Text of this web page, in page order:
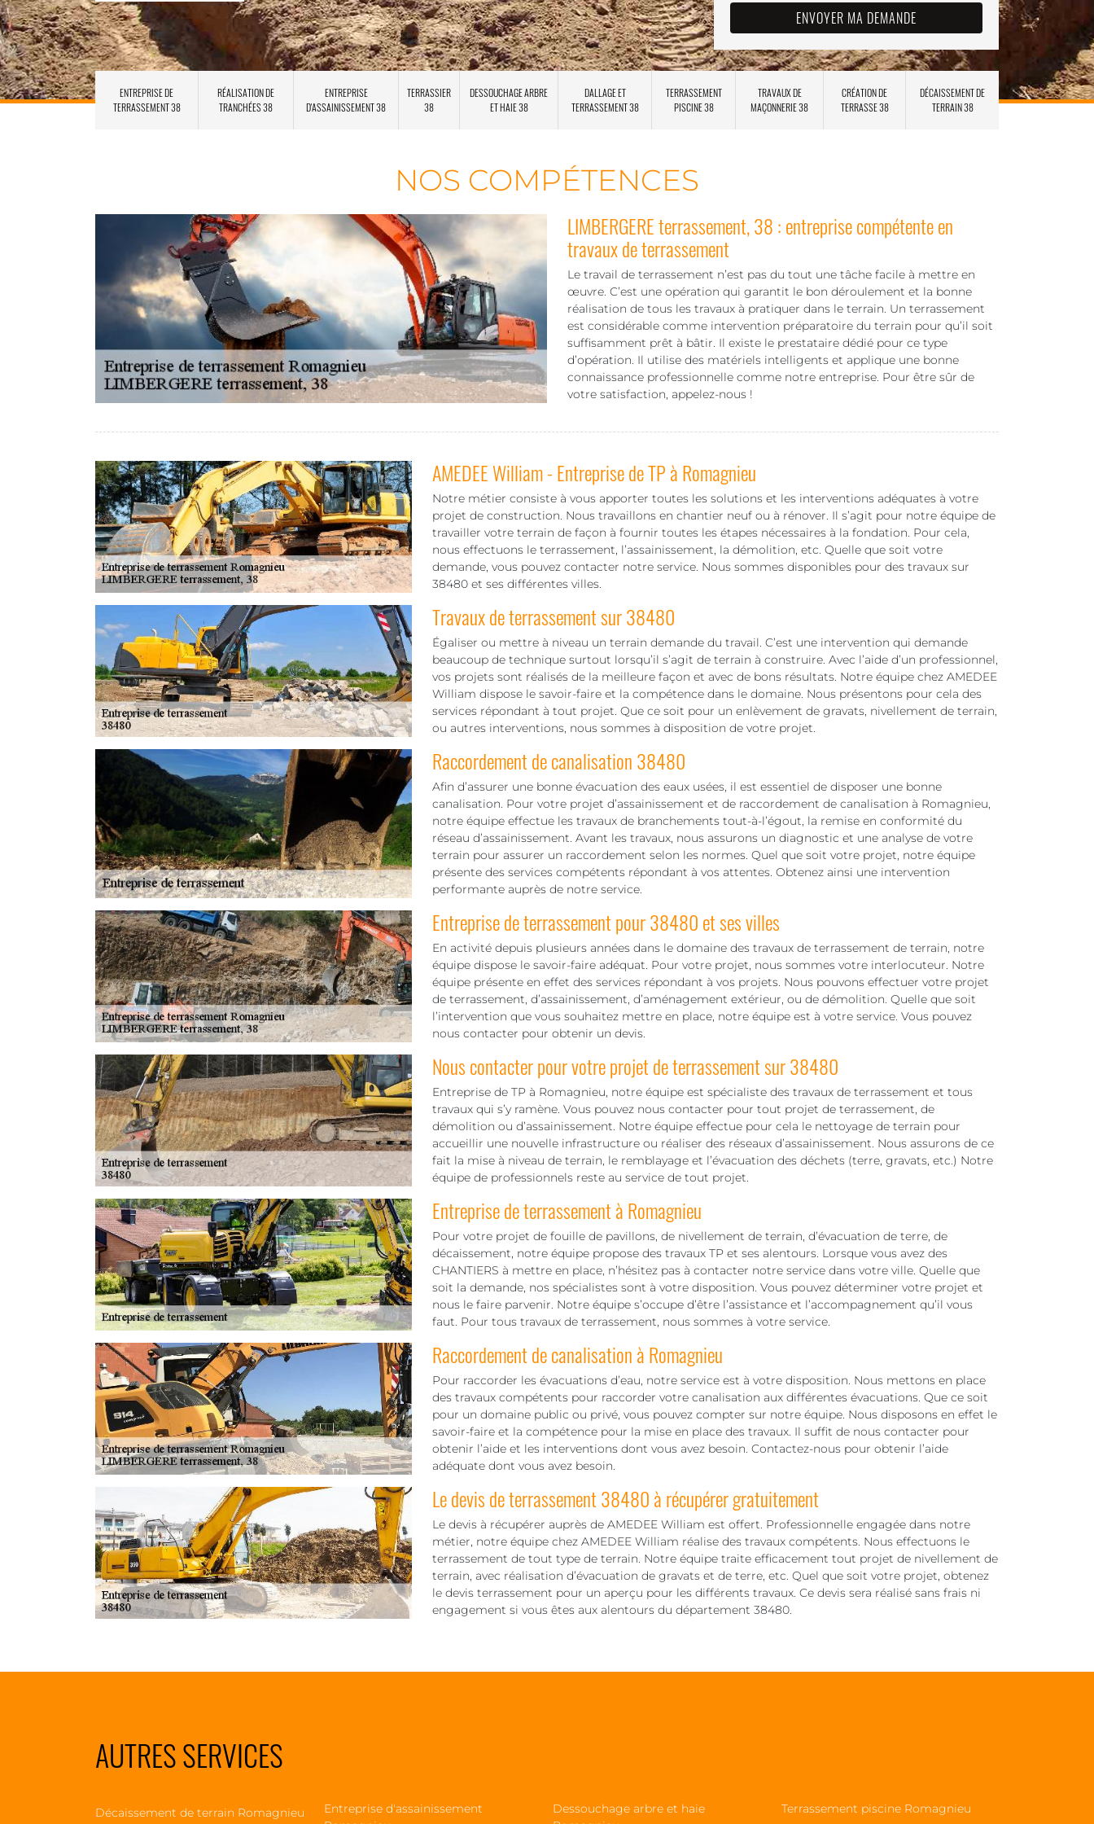
ENTREPRISE DE
TERRASSEMENT 38
RÉALISATION DE
TRANCHÉES 38
ENTREPRISE
D'ASSAINISSEMENT 38
TERRASSIER
38
DESSOUCHAGE ARBRE
ET HAIE 38
DALLAGE ET
TERRASSEMENT 38
TERRASSEMENT
PISCINE 38
TRAVAUX DE
MAÇONNERIE 38
CRÉATION DE
TERRASSE 38
DÉCAISSEMENT DE
TERRAIN 38
NOS COMPÉTENCES
LIMBERGERE terrassement, 38 : entreprise compétente en
travaux de terrassement
Le travail de terrassement n’est pas du tout une tâche facile à mettre en
œuvre. C’est une opération qui garantit le bon déroulement et la bonne
réalisation de tous les travaux à pratiquer dans le terrain. Un terrassement
est considérable comme intervention préparatoire du terrain pour qu’il soit
suffisamment prêt à bâtir. Il existe le prestataire dédié pour ce type
d’opération. Il utilise des matériels intelligents et applique une bonne
connaissance professionnelle comme notre entreprise. Pour être sûr de
votre satisfaction, appelez-nous !
AMEDEE William - Entreprise de TP à Romagnieu
Notre métier consiste à vous apporter toutes les solutions et les interventions adéquates à votre
projet de construction. Nous travaillons en chantier neuf ou à rénover. Il s’agit pour notre équipe de
travailler votre terrain de façon à fournir toutes les étapes nécessaires à la fondation. Pour cela,
nous effectuons le terrassement, l’assainissement, la démolition, etc. Quelle que soit votre
demande, vous pouvez contacter notre service. Nous sommes disponibles pour des travaux sur
38480 et ses différentes villes.
Travaux de terrassement sur 38480
Égaliser ou mettre à niveau un terrain demande du travail. C’est une intervention qui demande
beaucoup de technique surtout lorsqu’il s’agit de terrain à construire. Avec l’aide d’un professionnel,
vos projets sont réalisés de la meilleure façon et avec de bons résultats. Notre équipe chez AMEDEE
William dispose le savoir-faire et la compétence dans le domaine. Nous présentons pour cela des
services répondant à tout projet. Que ce soit pour un enlèvement de gravats, nivellement de terrain,
ou autres interventions, nous sommes à disposition de votre projet.
Raccordement de canalisation 38480
Afin d’assurer une bonne évacuation des eaux usées, il est essentiel de disposer une bonne
canalisation. Pour votre projet d’assainissement et de raccordement de canalisation à Romagnieu,
notre équipe effectue les travaux de branchements tout-à-l’égout, la remise en conformité du
réseau d’assainissement. Avant les travaux, nous assurons un diagnostic et une analyse de votre
terrain pour assurer un raccordement selon les normes. Quel que soit votre projet, notre équipe
présente des services compétents répondant à vos attentes. Obtenez ainsi une intervention
performante auprès de notre service.
Entreprise de terrassement pour 38480 et ses villes
En activité depuis plusieurs années dans le domaine des travaux de terrassement de terrain, notre
équipe dispose le savoir-faire adéquat. Pour votre projet, nous sommes votre interlocuteur. Notre
équipe présente en effet des services répondant à vos projets. Nous pouvons effectuer votre projet
de terrassement, d’assainissement, d’aménagement extérieur, ou de démolition. Quelle que soit
l’intervention que vous souhaitez mettre en place, notre équipe est à votre service. Vous pouvez
nous contacter pour obtenir un devis.
Nous contacter pour votre projet de terrassement sur 38480
Entreprise de TP à Romagnieu, notre équipe est spécialiste des travaux de terrassement et tous
travaux qui s’y ramène. Vous pouvez nous contacter pour tout projet de terrassement, de
démolition ou d’assainissement. Notre équipe effectue pour cela le nettoyage de terrain pour
accueillir une nouvelle infrastructure ou réaliser des réseaux d’assainissement. Nous assurons de ce
fait la mise à niveau de terrain, le remblayage et l’évacuation des déchets (terre, gravats, etc.) Notre
équipe de professionnels reste au service de tout projet.
Entreprise de terrassement à Romagnieu
Pour votre projet de fouille de pavillons, de nivellement de terrain, d’évacuation de terre, de
décaissement, notre équipe propose des travaux TP et ses alentours. Lorsque vous avez des
CHANTIERS à mettre en place, n’hésitez pas à contacter notre service dans votre ville. Quelle que
soit la demande, nos spécialistes sont à votre disposition. Vous pouvez déterminer votre projet et
nous le faire parvenir. Notre équipe s’occupe d’être l’assistance et l’accompagnement qu’il vous
faut. Pour tous travaux de terrassement, nous sommes à votre service.
Raccordement de canalisation à Romagnieu
Pour raccorder les évacuations d’eau, notre service est à votre disposition. Nous mettons en place
des travaux compétents pour raccorder votre canalisation aux différentes évacuations. Que ce soit
pour un domaine public ou privé, vous pouvez compter sur notre équipe. Nous disposons en effet le
savoir-faire et la compétence pour la mise en place des travaux. Il suffit de nous contacter pour
obtenir l’aide et les interventions dont vous avez besoin. Contactez-nous pour obtenir l’aide
adéquate dont vous avez besoin.
Le devis de terrassement 38480 à récupérer gratuitement
Le devis à récupérer auprès de AMEDEE William est offert. Professionnelle engagée dans notre
métier, notre équipe chez AMEDEE William réalise des travaux compétents. Nous effectuons le
terrassement de tout type de terrain. Notre équipe traite efficacement tout projet de nivellement de
terrain, avec réalisation d’évacuation de gravats et de terre, etc. Quel que soit votre projet, obtenez
le devis terrassement pour un aperçu pour les différents travaux. Ce devis sera réalisé sans frais ni
engagement si vous êtes aux alentours du département 38480.
AUTRES SERVICES
Décaissement de terrain Romagnieu
Entreprise d'assainissement
Dessouchage arbre et haie
Terrassement piscine Romagnieu